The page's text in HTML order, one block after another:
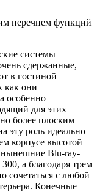
перечнем функций
системы
сдержанные,
в гостиной
как они
особенно
для этих
более плоским
эту роль идеально
корпусе высотой
нынешние Blu-ray-
а благодаря трем
сочетаться с любой
Конечные